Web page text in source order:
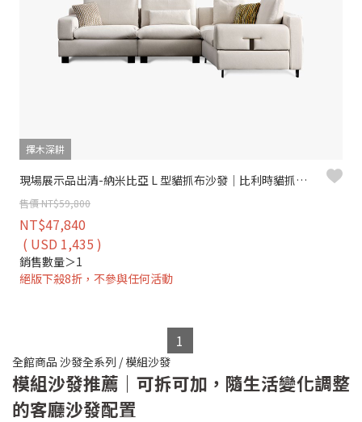
擇木深耕
現場展示品出清-納米比亞 L 型貓抓布沙發｜比利時貓抓布 × 防潑水耐刮 × 左右型配置 – 擇木深耕
售價 NT$59,800
NT$47,840
( USD 1,435 )
銷售數量＞1
絕版下殺8折，不參與任何活動
1
全館商品 沙發全系列 /模組沙發
模組沙發推薦｜可拆可加，隨生活變化調整
的客廳沙發配置